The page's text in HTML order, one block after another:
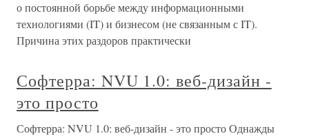
о постоянной борьбе между информационными
технологиями (IT) и бизнесом (не связанным с IT).
Причина этих раздоров практически
Софтерра: NVU 1.0: веб-дизайн -
это просто
Софтерра: NVU 1.0: веб-дизайн - это просто Однажды